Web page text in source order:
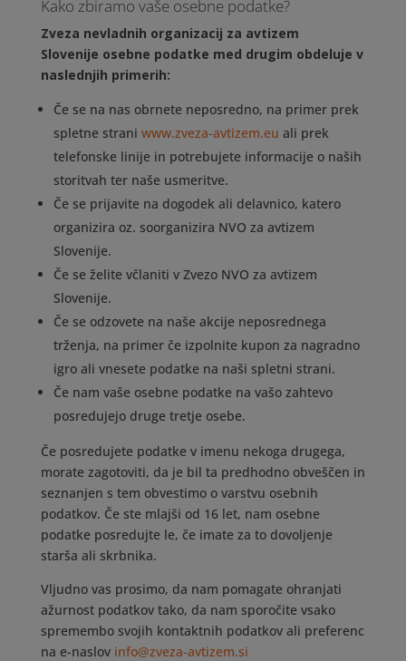
Kako zbiramo vaše osebne podatke?
Zveza nevladnih organizacij za avtizem
Slovenije osebne podatke med drugim obdeluje v
naslednjih primerih:
Če se na nas obrnete neposredno, na primer prek
spletne strani www.zveza-avtizem.eu ali prek
telefonske linije in potrebujete informacije o naših
storitvah ter naše usmeritve.
Če se prijavite na dogodek ali delavnico, katero
organizira oz. soorganizira NVO za avtizem
Slovenije.
Če se želite včlaniti v Zvezo NVO za avtizem
Slovenije.
Če se odzovete na naše akcije neposrednega
trženja, na primer če izpolnite kupon za nagradno
igro ali vnesete podatke na naši spletni strani.
Če nam vaše osebne podatke na vašo zahtevo
posredujejo druge tretje osebe.
Če posredujete podatke v imenu nekoga drugega,
morate zagotoviti, da je bil ta predhodno obveščen in
seznanjen s tem obvestimo o varstvu osebnih
podatkov. Če ste mlajši od 16 let, nam osebne
podatke posredujte le, če imate za to dovoljenje
starša ali skrbnika.
Vljudno vas prosimo, da nam pomagate ohranjati
ažurnost podatkov tako, da nam sporočite vsako
spremembo svojih kontaktnih podatkov ali preferenc
na e-naslov info@zveza-avtizem.si